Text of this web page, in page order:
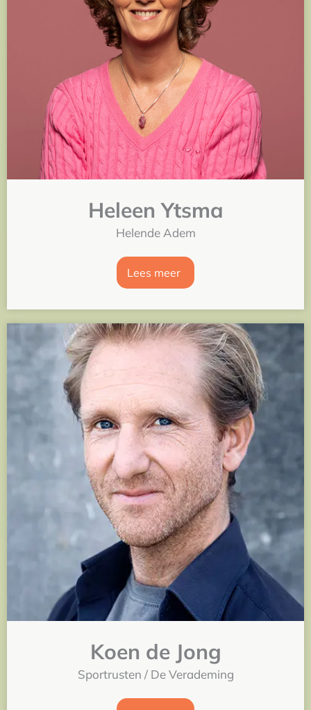
Heleen Ytsma
Helende Adem
Lees meer
Koen de Jong
Sportrusten / De Verademing